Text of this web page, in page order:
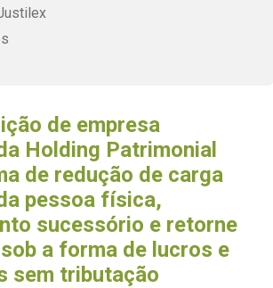
de empresa
Holding Patrimonial
de redução de carga
pessoa física,
sucessório e retorne
a forma de lucros e
sem tributação